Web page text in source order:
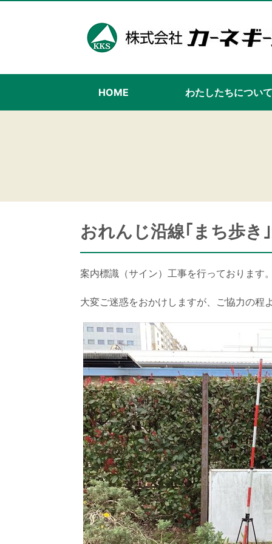
HOME わたしたちについ
おれんじ沿線｢まち歩き
案内標識（サイン）工事を行っております
大変ご迷惑をおかけしますが、ご協力の程